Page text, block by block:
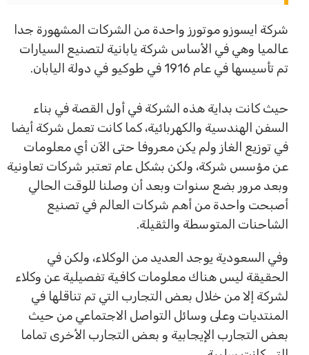
شركة ايسوزو موتورز واحدة من الشركات المشهورة جدا
عالميا وهي في الأساس شركة يابانية لتصنيع السيارات
تم تأسيسها في عام 1916 في طوكيو في دولة اليابان.
حيث كانت بداية هذه الشركة في أول القصة في بناء
السفن الهندسية والكهربائية، كما كانت تعمل شركة أيضا
في توزيع الغاز ولم يكن معروفا حتى الآن أي معلومات
عن مؤسس شركة، ولكن بشكل عام تعتبر شركات تعاونية
وبعد مرور بضع سنوات وبعد أن وصلنا للوقت الحالي
أصبحت واحدة من أهم شركات العالم في تصنيع
الشاحنات المتوسطة والثقيلة.
وفي السعودية يوجد العديد من الوكلاء، ولكن في
الحقيقة ليس هناك معلومات كافية تفصيلية عن وكلاء
لشركة إلا من خلال بعض التجارب التي تم تناقلها في
المنتديات وعلى وسائل التواصل الاجتماعي من حيث
بعض التجارب الإيجابية و بعض التجارب الأخرى تماما